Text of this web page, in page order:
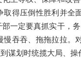
得压倒性胜利并
一定要真抓实干，
吞吞、拖拖拉拉
谋划时统揽大局、